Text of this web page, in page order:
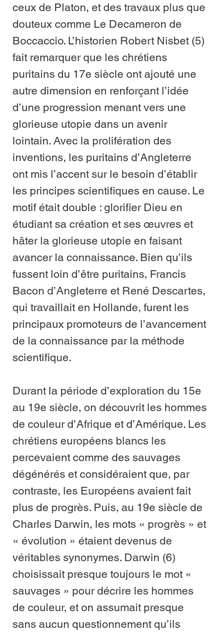
ceux de Platon, et des travaux plus que
douteux comme Le Decameron de
Boccaccio. L’historien Robert Nisbet (5)
fait remarquer que les chrétiens
puritains du 17e siècle ont ajouté une
autre dimension en renforçant l’idée
d’une progression menant vers une
glorieuse utopie dans un avenir
lointain. Avec la prolifération des
inventions, les puritains d’Angleterre
ont mis l’accent sur le besoin d’établir
les principes scientifiques en cause. Le
motif était double : glorifier Dieu en
étudiant sa création et ses œuvres et
hâter la glorieuse utopie en faisant
avancer la connaissance. Bien qu’ils
fussent loin d’être puritains, Francis
Bacon d’Angleterre et René Descartes,
qui travaillait en Hollande, furent les
principaux promoteurs de l’avancement
de la connaissance par la méthode
scientifique.
Durant la période d’exploration du 15e
au 19e siècle, on découvrit les hommes
de couleur d’Afrique et d’Amérique. Les
chrétiens européens blancs les
percevaient comme des sauvages
dégénérés et considéraient que, par
contraste, les Européens avaient fait
plus de progrès. Puis, au 19e siècle de
Charles Darwin, les mots « progrès » et
« évolution » étaient devenus de
véritables synonymes. Darwin (6)
choisissait presque toujours le mot «
sauvages » pour décrire les hommes
de couleur, et on assumait presque
sans aucun questionnement qu’ils